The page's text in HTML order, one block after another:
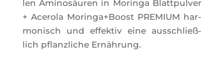
len Ami­nosäu­ren in Morin­ga Blatt­pul­ver
+ Ace­ro­la Moringa+Boost PREMIUM har­
mo­nisch und effek­tiv eine aus­schließ­
lich pflanz­liche Ernährung.